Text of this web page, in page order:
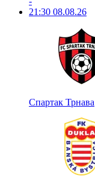
21:30 08.08.26
Спартак Трнава